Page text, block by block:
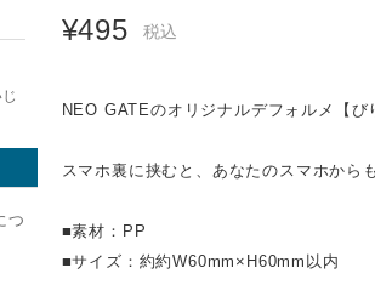
つ
¥495 税込
NEO GATEのオリジナルデフォルメ【
スマホ裏に挟むと、あなたのスマホから
■素材：PP
■サイズ：約約W60mm×H60mm以内